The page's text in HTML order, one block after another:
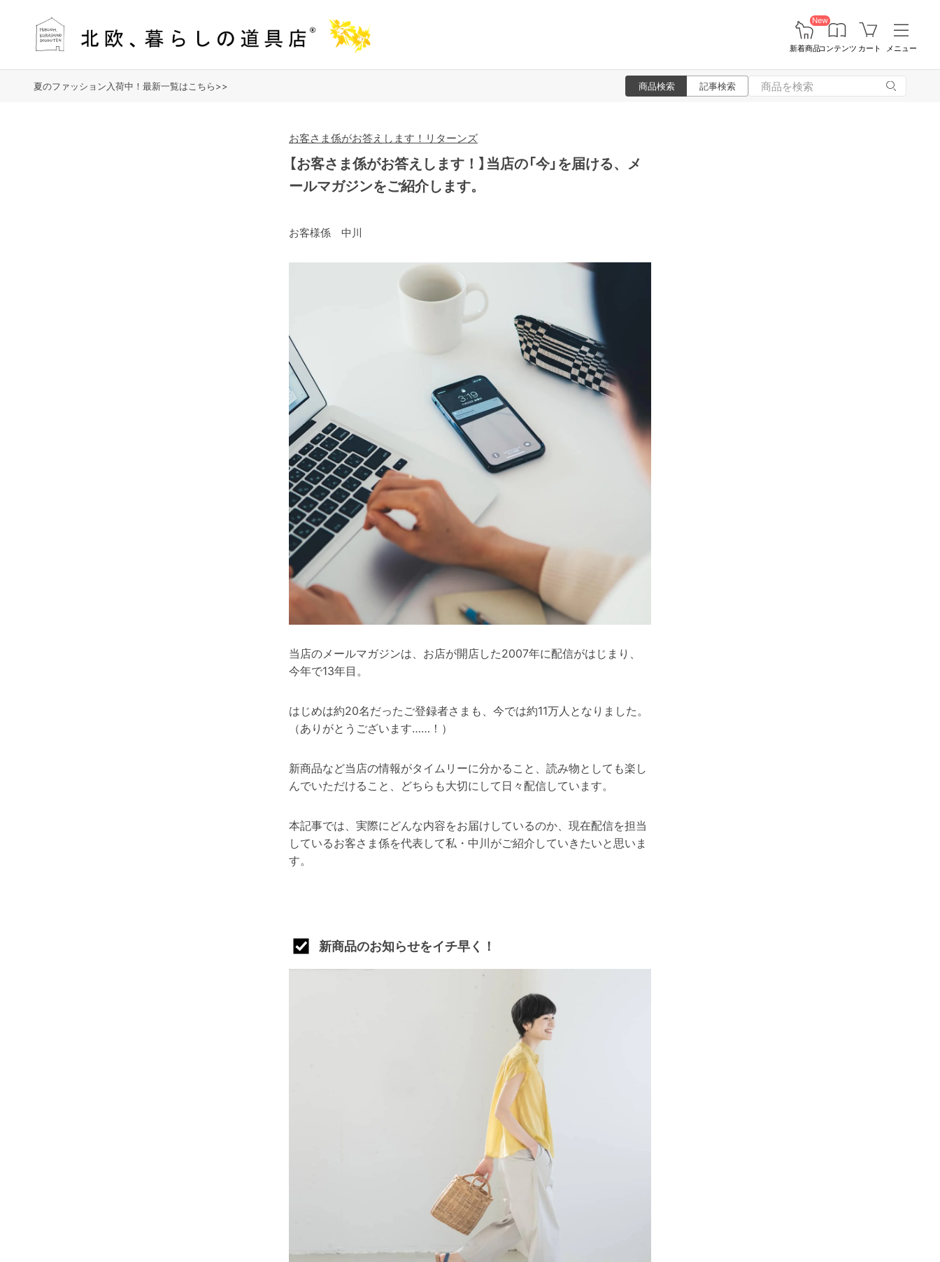
New
新着商品コンテンツ カート メニュー
夏のファッション入荷中！最新一覧はこちら>> 商品検索 記事検索
お客さま係がお答えします！リターンズ
【お客さま係がお答えします！】当店の「今」を届ける、メ
ールマガジンをご紹介します。
お客様係 中川
当店のメールマガジンは、お店が開店した2007年に配信がはじまり、
今年で13年目。
はじめは約20名だったご登録者さまも、今では約11万人となりました。
（ありがとうございます……！）
新商品など当店の情報がタイムリーに分かること、読み物としても楽し
んでいただけること、どちらも大切にして日々配信しています。
本記事では、実際にどんな内容をお届けしているのか、現在配信を担当
しているお客さま係を代表して私・中川がご紹介していきたいと思いま
す。
新商品のお知らせをイチ早く！